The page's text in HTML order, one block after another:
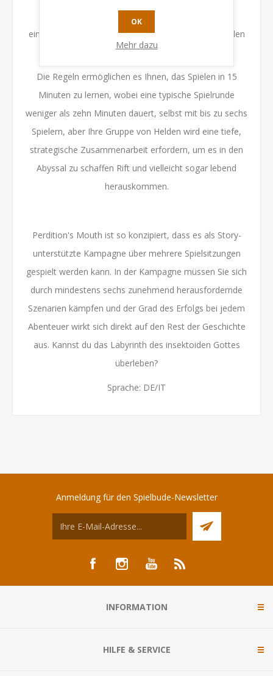
einschliesslich der hinterhältigen und herausfordernden
KI des Feindes.
Die Regeln ermöglichen es Ihnen, das Spielen in 15
Minuten zu lernen, wobei eine typische Spielrunde
weniger als zehn Minuten dauert, selbst mit bis zu sechs
Spielern, aber Ihre Gruppe von Helden wird eine tiefe,
strategische Zusammenarbeit erfordern, um es in den
Abyssal zu schaffen Rift und vielleicht sogar lebend
herauskommen.
Perdition's Mouth ist so konzipiert, dass es als Story-
unterstützte Kampagne über mehrere Spielsitzungen
gespielt werden kann. In der Kampagne müssen Sie sich
durch mindestens sechs zunehmend herausfordernde
Szenarien kämpfen und der Grad des Erfolgs bei jedem
Abenteuer wirkt sich direkt auf den Rest der Geschichte
aus. Kannst du das Labyrinth des insektoiden Gottes
überleben?
Sprache: DE/IT
Anmeldung für den Spielbude-Newsletter
INFORMATION
HILFE & SERVICE
OK
Mehr dazu